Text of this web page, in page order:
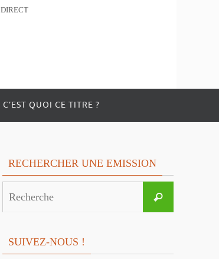
C’EST QUOI CE TITRE ?
RECHERCHER UNE EMISSION
Recherche
SUIVEZ-NOUS !